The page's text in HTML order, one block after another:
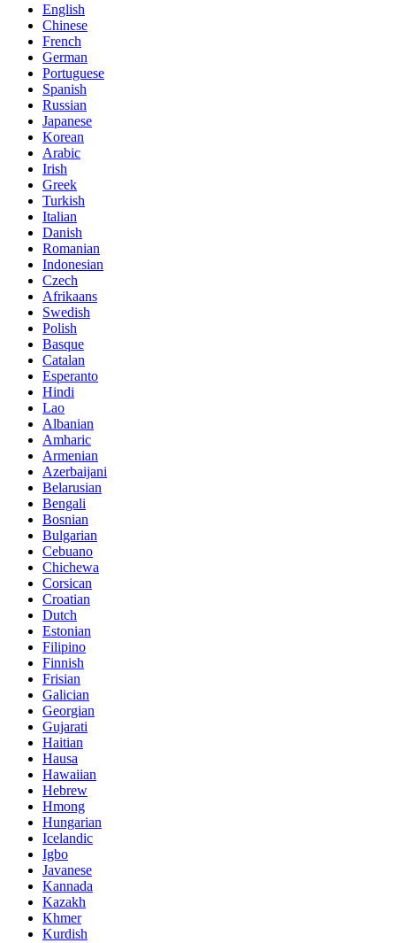
English
Chinese
French
German
Portuguese
Spanish
Russian
Japanese
Korean
Arabic
Irish
Greek
Turkish
Italian
Danish
Romanian
Indonesian
Czech
Afrikaans
Swedish
Polish
Basque
Catalan
Esperanto
Hindi
Lao
Albanian
Amharic
Armenian
Azerbaijani
Belarusian
Bengali
Bosnian
Bulgarian
Cebuano
Chichewa
Corsican
Croatian
Dutch
Estonian
Filipino
Finnish
Frisian
Galician
Georgian
Gujarati
Haitian
Hausa
Hawaiian
Hebrew
Hmong
Hungarian
Icelandic
Igbo
Javanese
Kannada
Kazakh
Khmer
Kurdish